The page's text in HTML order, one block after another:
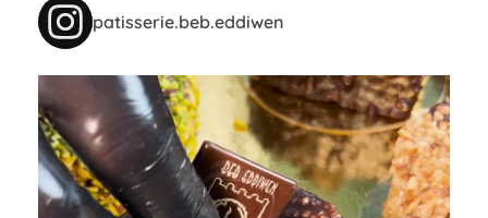
patisserie.beb.eddiwen